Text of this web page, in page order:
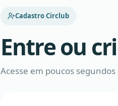
Cadastro Circlub
Entre ou
Acesse em poucos